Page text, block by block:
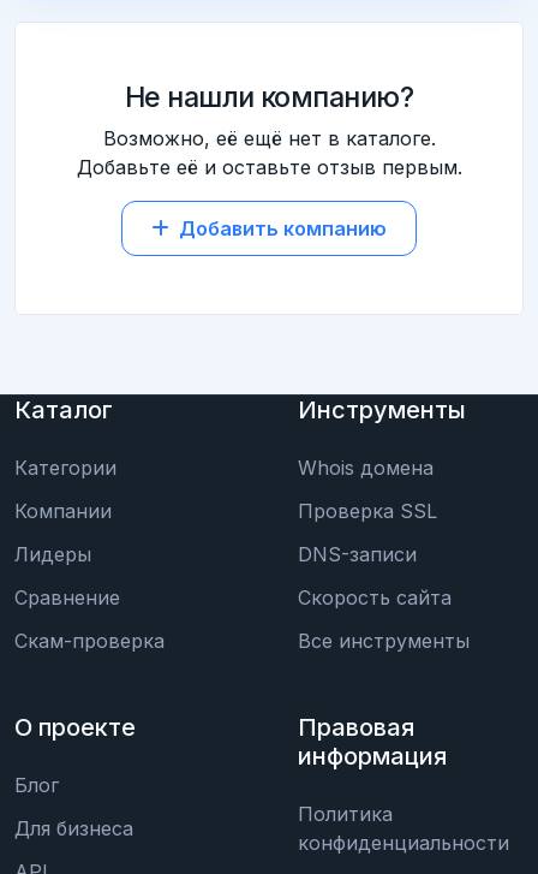
Не нашли компанию?
Возможно, её ещё нет в каталоге.
Добавьте её и оставьте отзыв первым.
Добавить компанию
Каталог
Категории
Компании
Лидеры
Сравнение
Скам-проверка
Инструменты
Whois домена
Проверка SSL
DNS-записи
Скорость сайта
Все инструменты
О проекте
Блог
Для бизнеса
Правовая
информация
Политика
конфиденциальности